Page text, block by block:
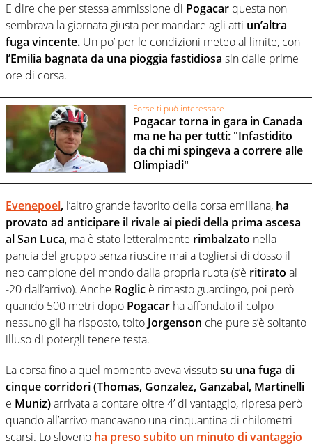
E dire che per stessa ammissione di Pogacar questa non
sembrava la giornata giusta per mandare agli atti un’altra
fuga vincente. Un po’ per le condizioni meteo al limite, con
l’Emilia bagnata da una pioggia fastidiosa sin dalle prime
ore di corsa.
Forse ti può interessare
Pogacar torna in gara in Canada
ma ne ha per tutti: "Infastidito
da chi mi spingeva a correre alle
Olimpiadi"
Evenepoel, l’altro grande favorito della corsa emiliana, ha
provato ad anticipare il rivale ai piedi della prima ascesa
al San Luca, ma è stato letteralmente rimbalzato nella
pancia del gruppo senza riuscire mai a togliersi di dosso il
neo campione del mondo dalla propria ruota (s’è ritirato ai
-20 dall’arrivo). Anche Roglic è rimasto guardingo, poi però
quando 500 metri dopo Pogacar ha affondato il colpo
nessuno gli ha risposto, tolto Jorgenson che pure s’è soltanto
illuso di potergli tenere testa.
La corsa fino a quel momento aveva vissutosu una fuga di
cinque corridori (Thomas, Gonzalez, Ganzabal, Martinelli
e Muniz)arrivata a contare oltre 4’ di vantaggio, ripresa però
quando all’arrivo mancavano una cinquantina di chilometri
scarsi. Lo sloveno ha preso subito un minuto di vantaggio